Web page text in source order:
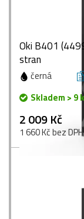
Oki B401
stran
černá
Skladem > 9
2 009 Kč
1 660 Kč bez DPH